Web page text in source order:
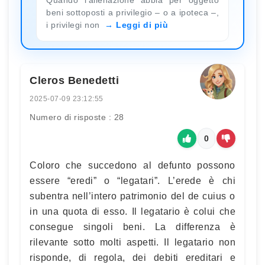
beni sottoposti a privilegio – o a ipoteca –,
i privilegi non
Leggi di più
Cleros Benedetti
2025-07-09 23:12:55
Numero di risposte : 28
0
Coloro che succedono al defunto possono
essere “eredi” o “legatari”. L’erede è chi
subentra nell’intero patrimonio del de cuius o
in una quota di esso. Il legatario è colui che
consegue singoli beni. La differenza è
rilevante sotto molti aspetti. Il legatario non
risponde, di regola, dei debiti ereditari e